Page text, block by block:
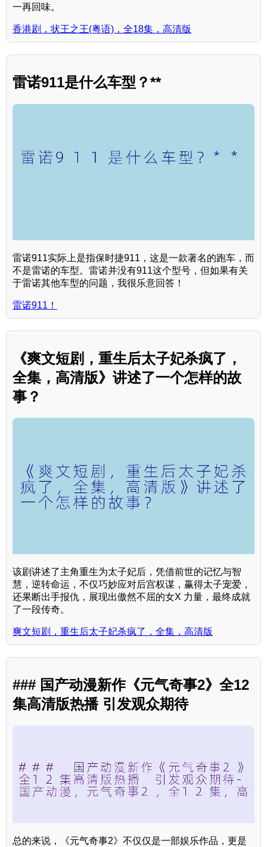
一再回味。
香港剧，状王之王(粤语)，全18集，高清版
雷诺911是什么车型？**
雷诺911实际上是指保时捷911，这是一款著名的跑车，而
不是雷诺的车型。雷诺并没有911这个型号，但如果有关
于雷诺其他车型的问题，我很乐意回答！
雷诺911！
《爽文短剧，重生后太子妃杀疯了，
全集，高清版》讲述了一个怎样的故
事？
该剧讲述了主角重生为太子妃后，凭借前世的记忆与智
慧，逆转命运，不仅巧妙应对后宫权谋，赢得太子宠爱，
还果断出手报仇，展现出傲然不屈的女X 力量，最终成就
了一段传奇。
爽文短剧，重生后太子妃杀疯了，全集，高清版
### 国产动漫新作《元气奇事2》全12
集高清版热播 引发观众期待
总的来说，《元气奇事2》不仅仅是一部娱乐作品，更是